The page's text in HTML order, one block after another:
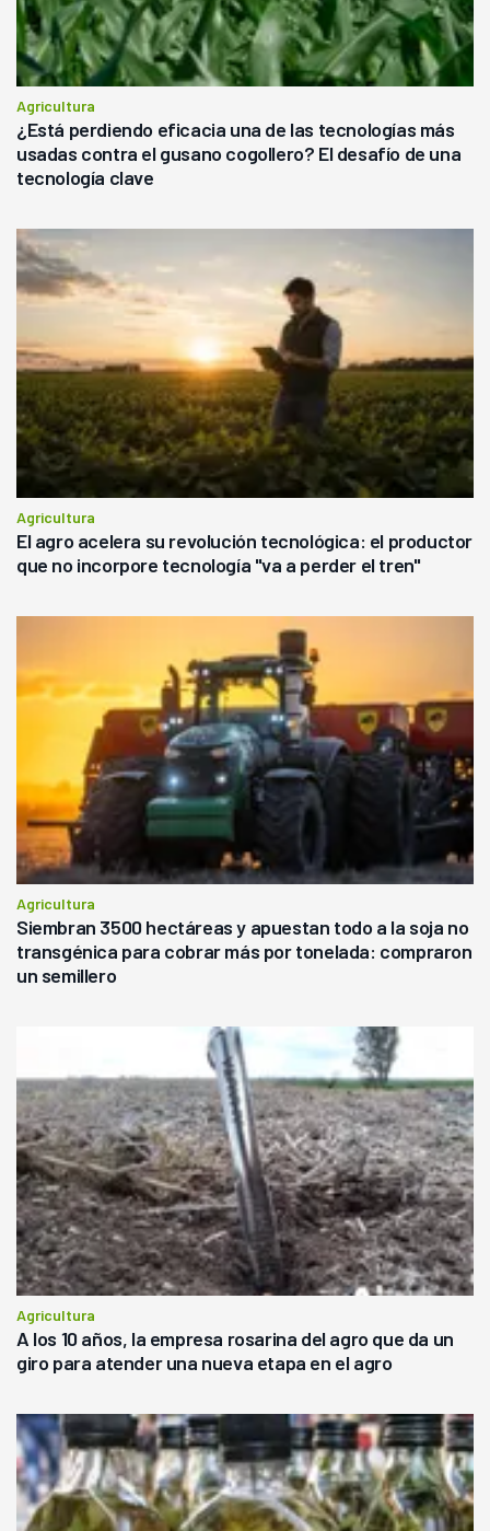
Agricultura
¿Está perdiendo eficacia una de las tecnologías más
usadas contra el gusano cogollero? El desafío de una
tecnología clave
Agricultura
El agro acelera su revolución tecnológica: el productor
que no incorpore tecnología "va a perder el tren"
Agricultura
Siembran 3500 hectáreas y apuestan todo a la soja no
transgénica para cobrar más por tonelada: compraron
un semillero
Agricultura
A los 10 años, la empresa rosarina del agro que da un
giro para atender una nueva etapa en el agro